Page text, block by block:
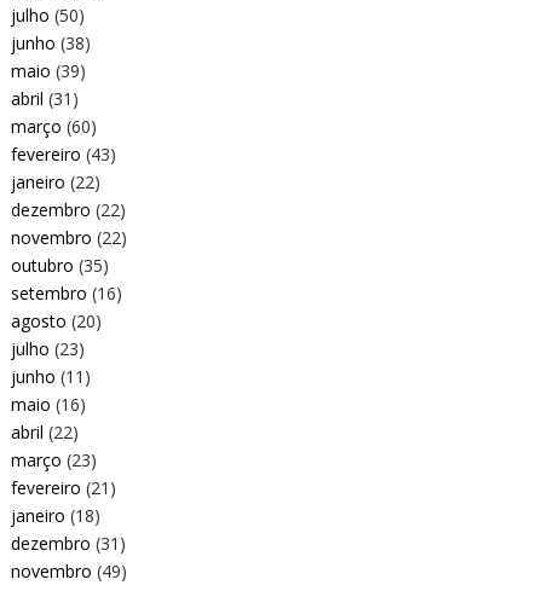
julho (50)
junho (38)
maio (39)
abril (31)
março (60)
fevereiro (43)
janeiro (22)
dezembro (22)
novembro (22)
outubro (35)
setembro (16)
agosto (20)
julho (23)
junho (11)
maio (16)
abril (22)
março (23)
fevereiro (21)
janeiro (18)
dezembro (31)
novembro (49)